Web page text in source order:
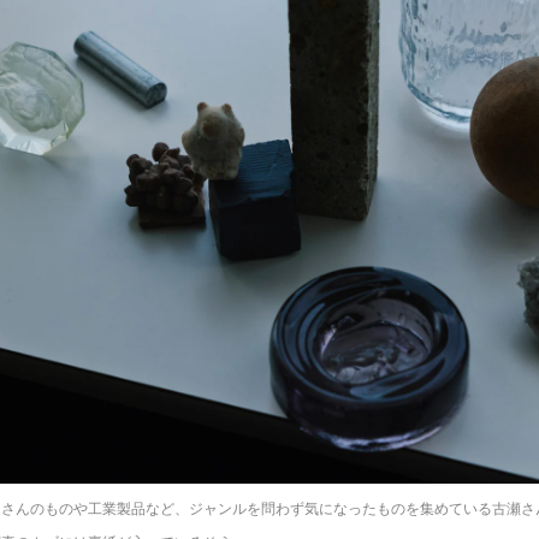
んのものや工業製品など、ジャンルを問わず気になったものを集めている古瀬さ